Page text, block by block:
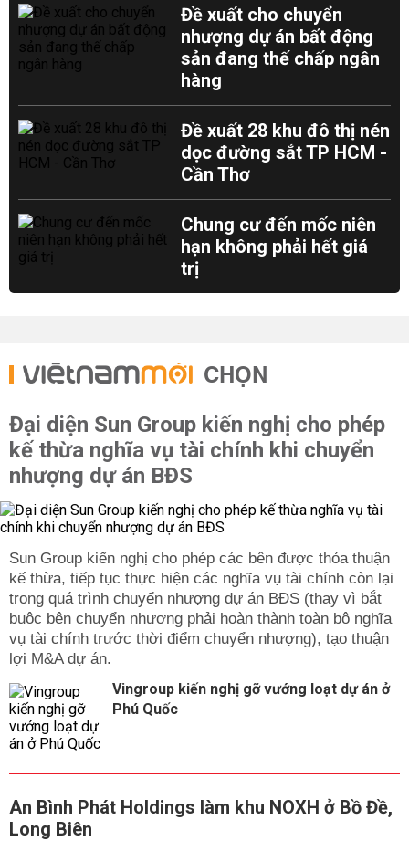
Đề xuất cho chuyển
nhượng dự án bất động
sản đang thế chấp ngân
hàng
Đề xuất 28 khu đô thị nén
dọc đường sắt TP HCM -
Cần Thơ
Chung cư đến mốc niên
hạn không phải hết giá
trị
CHỌN
Đại diện Sun Group kiến nghị cho phép
kế thừa nghĩa vụ tài chính khi chuyển
nhượng dự án BĐS
Sun Group kiến nghị cho phép các bên được thỏa thuận
kế thừa, tiếp tục thực hiện các nghĩa vụ tài chính còn lại
trong quá trình chuyển nhượng dự án BĐS (thay vì bắt
buộc bên chuyển nhượng phải hoàn thành toàn bộ nghĩa
vụ tài chính trước thời điểm chuyển nhượng), tạo thuận
lợi M&A dự án.
Vingroup kiến nghị gỡ vướng loạt dự án ở
Phú Quốc
An Bình Phát Holdings làm khu NOXH ở Bồ Đề,
Long Biên